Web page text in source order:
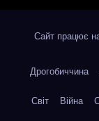
Сайт працює
Дрогобиччина
Світ Війна